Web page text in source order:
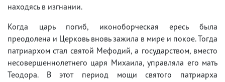
находясь в изгнании.
Когда царь погиб, иконоборческая ересь была
преодолена и Церковь вновь зажила в мире и покое. Тогда
патриархом стал святой Мефодий, а государством, вместо
несовершеннолетнего царя Михаила, управляла его мать
Теодора. В этот период мощи святого патриарха